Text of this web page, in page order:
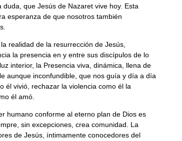
que Jesús de Nazaret vive hoy. Esta
esperanza de que nosotros también
realidad de la resurrección de Jesús,
la presencia en y entre sus discípulos de lo
interior, la Presencia viva, dinámica, llena de
aunque inconfundible, que nos guía y día a día
él vivió, rechazar la violencia como él la
él amó.
humano conforme al eterno plan de Dios es
sin excepciones, crea comunidad. La
de Jesús, íntimamente conocedores del